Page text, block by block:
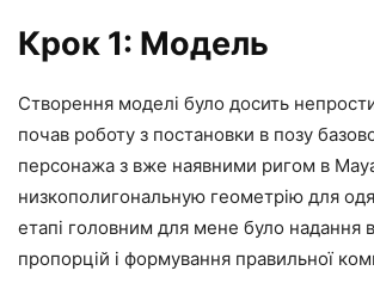
Крок 1: Модель
Створення моделі було досить
почав роботу з постановки в позу
персонажа з вже наявними ригом в
низкополигональную геометрію для
етапі головним для мене було надання
пропорцій і формування правильної